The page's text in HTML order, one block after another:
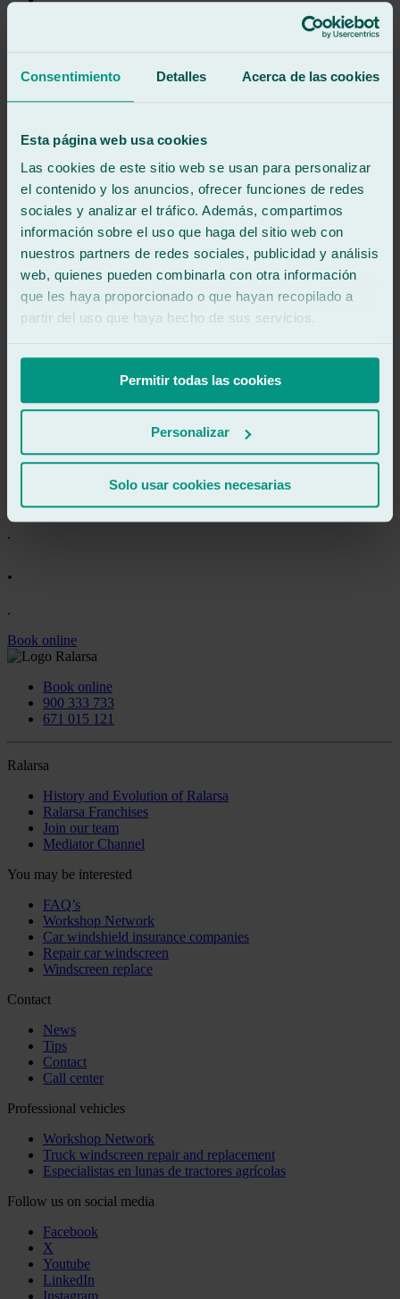
Consentimiento Detalles Acerca de las cookies
Esta página web usa cookies
Las cookies de este sitio web se usan para personalizar
el contenido y los anuncios, ofrecer funciones de redes
sociales y analizar el tráfico. Además, compartimos
información sobre el uso que haga del sitio web con
nuestros partners de redes sociales, publicidad y análisis
web, quienes pueden combinarla con otra información
que les haya proporcionado o que hayan recopilado a
partir del uso que haya hecho de sus servicios.
Permitir todas las cookies
Personalizar
Solo usar cookies necesarias
.
.
.
.
.
.
.
.
Book online
Book online
900 333 733
671 015 121
Ralarsa
History and Evolution of Ralarsa
Ralarsa Franchises
Join our team
Mediator Channel
You may be interested
FAQ’s
Workshop Network
Car windshield insurance companies
Repair car windscreen
Windscreen replace
Contact
News
Tips
Contact
Call center
Professional vehicles
Workshop Network
Truck windscreen repair and replacement
Especialistas en lunas de tractores agrícolas
Follow us on social media
Facebook
X
Youtube
LinkedIn
Instagram